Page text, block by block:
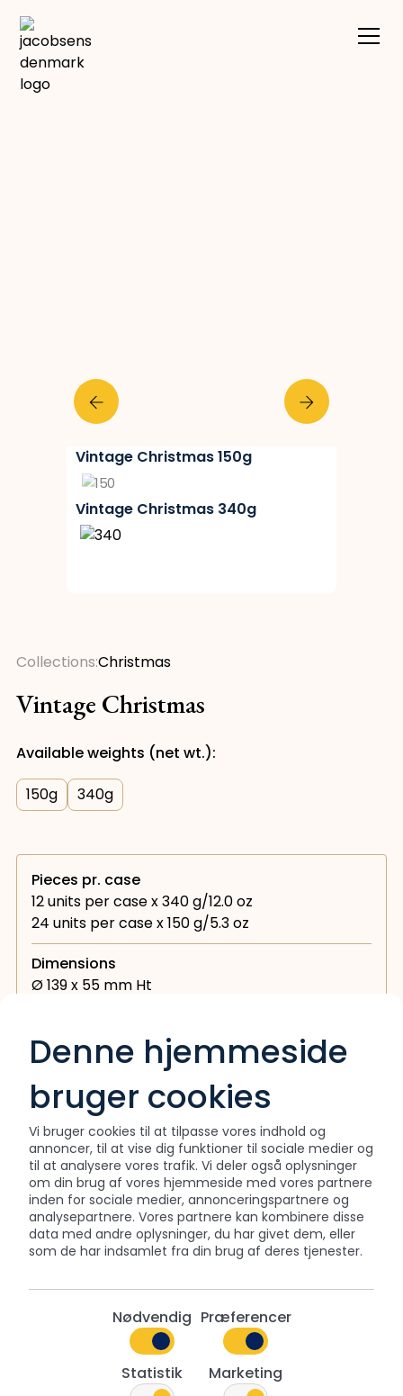
Denne hjemmeside
bruger cookies
Vi bruger cookies til at tilpasse vores indhold og
annoncer, til at vise dig funktioner til sociale medier og
til at analysere vores trafik. Vi deler også oplysninger
om din brug af vores hjemmeside med vores partnere
inden for sociale medier, annonceringspartnere og
analysepartnere. Vores partnere kan kombinere disse
data med andre oplysninger, du har givet dem, eller
som de har indsamlet fra din brug af deres tjenester.
Nødvendig Præferencer
Statistik Marketing
Vintage Christmas 150g
Vintage Christmas 340g
Collections:Christmas
Vintage Christmas
Available weights (net wt.):
150g 340g
Pieces pr. case
12 units per case x 340 g/12.0 oz
24 units per case x 150 g/5.3 oz
Dimensions
Ø 139 x 55 mm Ht
Interested in this collection?
Download product sheet
Contact sales at(+45) 76 75 27 30
Get inspired by other collections